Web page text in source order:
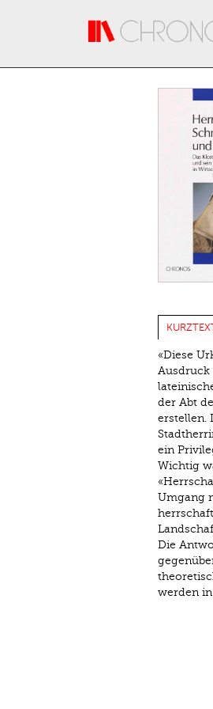
«Diese
Ausdruck
der Abt
erstellen.
ein
Wichtig
Umgang
Die
werden